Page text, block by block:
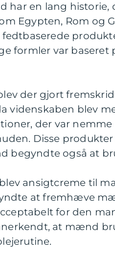
har en lang historie,
Egypten, Rom
formler var
der gjort
videnskaben blev
der var
Disse
begyndte også at
ansigtcreme til
at fremhæve
for den
at mænd